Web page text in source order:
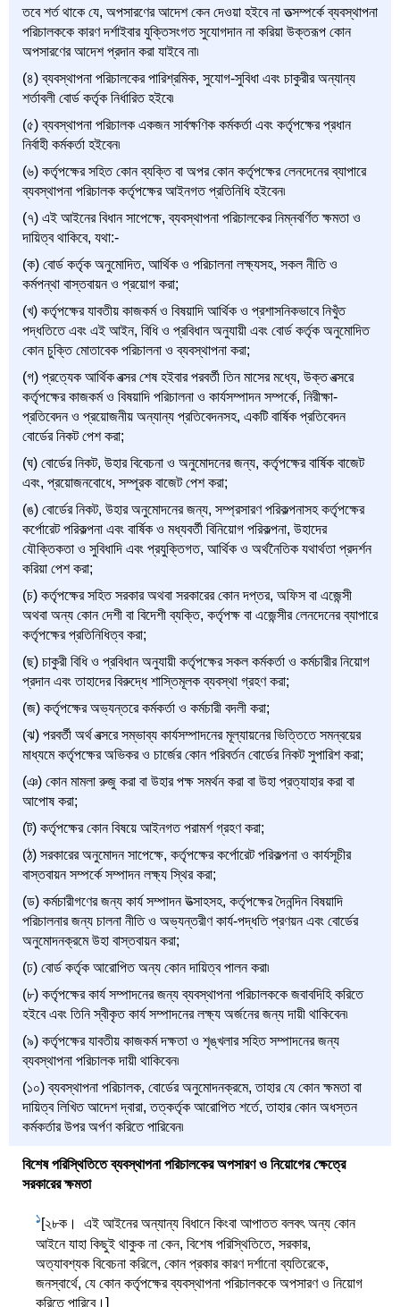
তবে শর্ত থাকে যে, অপসারণের আদেশ কেন দেওয়া হইবে না তত্সম্পর্কে ব্যবস্থাপনা
পরিচালককে কারণ দর্শাইবার যুক্তিসংগত সুযোগদান না করিয়া উক্তরূপ কোন
অপসারণের আদেশ প্রদান করা যাইবে না৷
(৪) ব্যবস্থাপনা পরিচালকের পারিশ্রমিক, সুযোগ-সুবিধা এবং চাকুরীর অন্যান্য
শর্তাবলী বোর্ড কর্তৃক নির্ধারিত হইবে৷
(৫) ব্যবস্থাপনা পরিচালক একজন সার্বক্ষণিক কর্মকর্তা এবং কর্তৃপক্ষের প্রধান
নির্বাহী কর্মকর্তা হইবেন৷
(৬) কর্তৃপক্ষের সহিত কোন ব্যক্তি বা অপর কোন কর্তৃপক্ষের লেনদেনের ব্যাপারে
ব্যবস্থাপনা পরিচালক কর্তৃপক্ষের আইনগত প্রতিনিধি হইবেন৷
(৭) এই আইনের বিধান সাপেক্ষে, ব্যবস্থাপনা পরিচালকের নিম্নবর্ণিত ক্ষমতা ও
দায়িত্ব থাকিবে, যথা:-
(ক) বোর্ড কর্তৃক অনুমোদিত, আর্থিক ও পরিচালনা লক্ষ্যসহ, সকল নীতি ও
কর্মপন্থা বাস্তবায়ন ও প্রয়োগ করা;
(খ) কর্তৃপক্ষের যাবতীয় কাজকর্ম ও বিষয়াদি আর্থিক ও প্রশাসনিকভাবে নিখুঁত
পদ্ধতিতে এবং এই আইন, বিধি ও প্রবিধান অনুযায়ী এবং বোর্ড কর্তৃক অনুমোদিত
কোন চুক্তি মোতাবেক পরিচালনা ও ব্যবস্থাপনা করা;
(গ) প্রত্যেক আর্থিক বত্সর শেষ হইবার পরবর্তী তিন মাসের মধ্যে, উক্ত বত্সরে
কর্তৃপক্ষের কাজকর্ম ও বিষয়াদি পরিচালনা ও কার্যসম্পাদন সম্পর্কে, নিরীক্ষা-
প্রতিবেদন ও প্রয়োজনীয় অন্যান্য প্রতিবেদনসহ, একটি বার্ষিক প্রতিবেদন
বোর্ডের নিকট পেশ করা;
(ঘ) বোর্ডের নিকট, উহার বিবেচনা ও অনুমোদনের জন্য, কর্তৃপক্ষের বার্ষিক বাজেট
এবং, প্রয়োজনবোধে, সম্পূরক বাজেট পেশ করা;
(ঙ) বোর্ডের নিকট, উহার অনুমোদনের জন্য, সম্প্রসারণ পরিকল্পনাসহ কর্তৃপক্ষের
কর্পোরেট পরিকল্পনা এবং বার্ষিক ও মধ্যবর্তী বিনিয়োগ পরিকল্পনা, উহাদের
যৌক্তিকতা ও সুবিধাদি এবং প্রযুক্তিগত, আর্থিক ও অর্থনৈতিক যথার্থতা প্রদর্শন
করিয়া পেশ করা;
(চ) কর্তৃপক্ষের সহিত সরকার অথবা সরকারের কোন দপ্তর, অফিস বা এজেন্সী
অথবা অন্য কোন দেশী বা বিদেশী ব্যক্তি, কর্তৃপক্ষ বা এজেন্সীর লেনদেনের ব্যাপারে
কর্তৃপক্ষের প্রতিনিধিত্ব করা;
(ছ) চাকুরী বিধি ও প্রবিধান অনুযায়ী কর্তৃপক্ষের সকল কর্মকর্তা ও কর্মচারীর নিয়োগ
প্রদান এবং তাহাদের বিরুদ্ধে শাস্তিমূলক ব্যবস্থা গ্রহণ করা;
(জ) কর্তৃপক্ষের অভ্যন্তরে কর্মকর্তা ও কর্মচারী বদলী করা;
(ঝ) পরবর্তী অর্থ বত্সরে সম্ভাব্য কার্যসম্পাদনের মূল্যায়নের ভিত্তিতে সমন্বয়ের
মাধ্যমে কর্তৃপক্ষের অভিকর ও চার্জের কোন পরিবর্তন বোর্ডের নিকট সুপারিশ করা;
(ঞ) কোন মামলা রুজু করা বা উহার পক্ষ সমর্থন করা বা উহা প্রত্যাহার করা বা
আপোষ করা;
(ট) কর্তৃপক্ষের কোন বিষয়ে আইনগত পরামর্শ গ্রহণ করা;
(ঠ) সরকারের অনুমোদন সাপেক্ষে, কর্তৃপক্ষের কর্পোরেট পরিকল্পনা ও কার্যসূচীর
বাস্তবায়ন সম্পর্কে সম্পাদন লক্ষ্য স্থির করা;
(ড) কর্মচারীগণের জন্য কার্য সম্পাদন উত্সাহসহ, কর্তৃপক্ষের দৈনন্দিন বিষয়াদি
পরিচালনার জন্য চালনা নীতি ও অভ্যন্তরীণ কার্য-পদ্ধতি প্রণয়ন এবং বোর্ডের
অনুমোদনক্রমে উহা বাস্তবায়ন করা;
(ঢ) বোর্ড কর্তৃক আরোপিত অন্য কোন দায়িত্ব পালন করা৷
(৮) কর্তৃপক্ষের কার্য সম্পাদনের জন্য ব্যবস্থাপনা পরিচালককে জবাবদিহি করিতে
হইবে এবং তিনি স্বীকৃত কার্য সম্পাদনের লক্ষ্য অর্জনের জন্য দায়ী থাকিবেন৷
(৯) কর্তৃপক্ষের যাবতীয় কাজকর্ম দক্ষতা ও শৃঙ্খলার সহিত সম্পাদনের জন্য
ব্যবস্থাপনা পরিচালক দায়ী থাকিবেন৷
(১০) ব্যবস্থাপনা পরিচালক, বোর্ডের অনুমোদনক্রমে, তাহার যে কোন ক্ষমতা বা
দায়িত্ব লিখিত আদেশ দ্বারা, তত্কর্তৃক আরোপিত শর্তে, তাহার কোন অধস্তন
কর্মকর্তার উপর অর্পণ করিতে পারিবেন৷
বিশেষ পরিস্থিতিতে ব্যবস্থাপনা পরিচালকের অপসারণ ও নিয়োগের ক্ষেত্রে
সরকারের ক্ষমতা
1[২৮ক। এই আইনের অন্যান্য বিধানে কিংবা আপাতত বলবৎ অন্য কোন
আইনে যাহা কিছুই থাকুক না কেন, বিশেষ পরিস্থিতিতে, সরকার,
অত্যাবশ্যক বিবেচনা করিলে, কোন প্রকার কারণ দর্শানো ব্যতিরেকে,
জনস্বার্থে, যে কোন কর্তৃপক্ষের ব্যবস্থাপনা পরিচালককে অপসারণ ও নিয়োগ
করিতে পারিবে।]